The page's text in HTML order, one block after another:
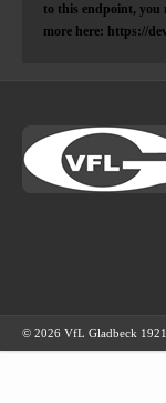
to this endpoint, you
more here: https://
© 2026 VfL Gladbeck 1921